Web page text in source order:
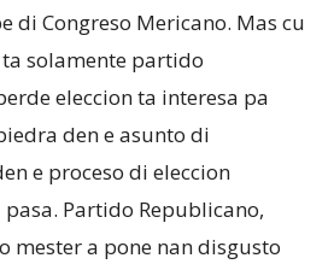
di Congreso Mericano. Mas cu
solamente partido
eleccion ta interesa pa
den e asunto di
e proceso di eleccion
Partido Republicano,
mester a pone nan disgusto